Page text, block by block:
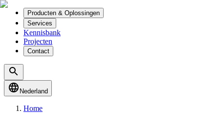
Producten & Oplossingen
Services
Kennisbank
Projecten
Contact
Nederland
Home